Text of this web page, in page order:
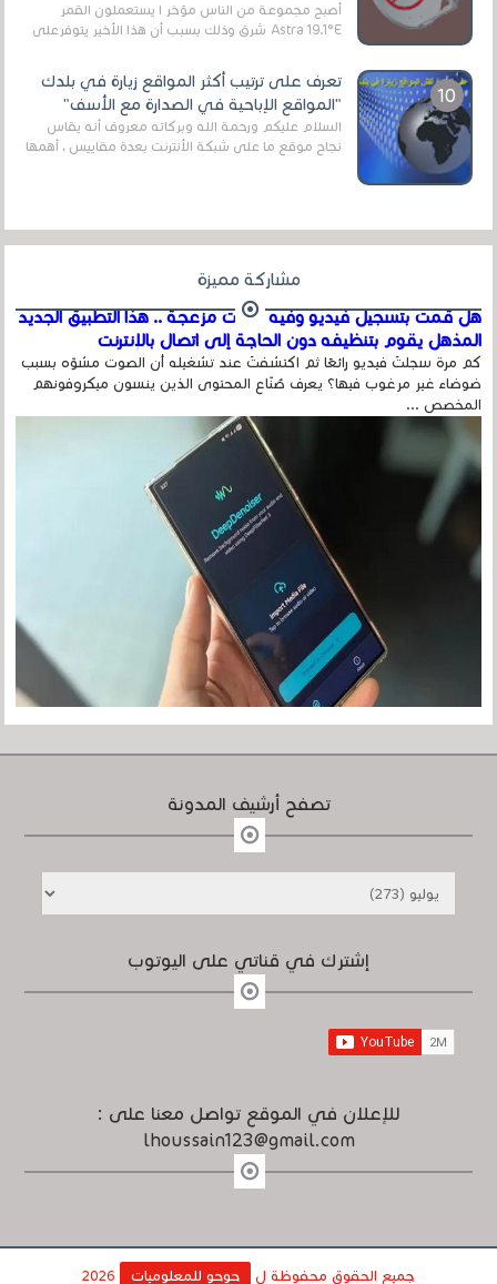
أصبح مجموعة من الناس مؤخر ا يستعملون القمر
Astra 19.1°E شرق وذلك بسبب أن هذا الأخير يتوفرعلى
تعرف على ترتيب أكثر المواقع زيارة في بلدك
"المواقع الإباحية في الصدارة مع الأسف"
السلام عليكم ورحمة الله وبركاته معروف أنه يقاس
نجاح موقع ما على شبكة الأنترنت بعدة مقاييس ، أهمها
مشاركة مميزة
هل قمت بتسجيل فيديو وفيه أصوت مزعجة .. هذا التطبيق الجديد
المذهل يقوم بتنظيفه دون الحاجة إلى اتصال بالإنترنت
كم مرة سجلتَ فيديو رائعًا ثم اكتشفتَ عند تشغيله أن الصوت مشوّه بسبب
ضوضاء غير مرغوب فيها؟ يعرف صُنّاع المحتوى الذين ينسون ميكروفونهم
المخصص ...
تصفح أرشيف المدونة
إشترك في قناتي على اليوتوب
للإعلان في الموقع تواصل معنا على :
lhoussain123@gmail.com
جميع الحقوق محفوظة ل حوحو للمعلوميات